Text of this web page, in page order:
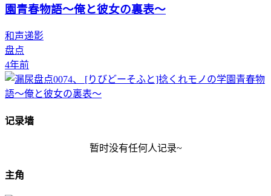
園青春物語～俺と彼女の裏表～
和声递影
盘点
4年前
记录墙
暂时没有任何人记录~
主角